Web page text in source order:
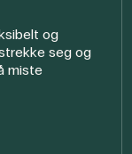
og
seg og
miste